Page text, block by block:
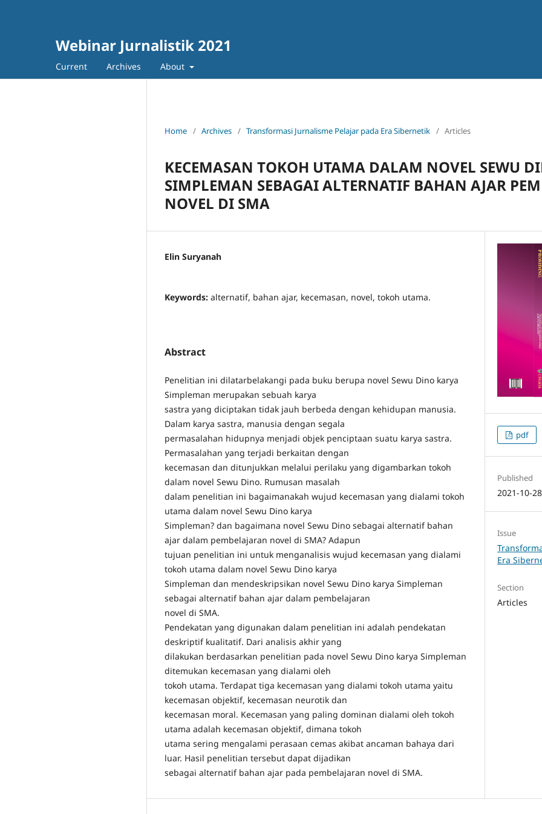
Webinar Jurnalistik 2021
Current Archives About
Home / Archives / Transformasi Jurnalisme Pelajar pada Era Sibernetik / Articles
KECEMASAN TOKOH UTAMA DALAM NOVEL SEWU
SIMPLEMAN SEBAGAI ALTERNATIF BAHAN AJAR
NOVEL DI SMA
Elin Suryanah
Keywords: alternatif, bahan ajar, kecemasan, novel, tokoh utama.
Abstract
Penelitian ini dilatarbelakangi pada buku berupa novel Sewu Dino karya
Simpleman merupakan sebuah karya
sastra yang diciptakan tidak jauh berbeda dengan kehidupan manusia.
Dalam karya sastra, manusia dengan segala
permasalahan hidupnya menjadi objek penciptaan suatu karya sastra.
Permasalahan yang terjadi berkaitan dengan
kecemasan dan ditunjukkan melalui perilaku yang digambarkan tokoh
dalam novel Sewu Dino. Rumusan masalah
dalam penelitian ini bagaimanakah wujud kecemasan yang dialami tokoh
utama dalam novel Sewu Dino karya
Simpleman? dan bagaimana novel Sewu Dino sebagai alternatif bahan
ajar dalam pembelajaran novel di SMA? Adapun
tujuan penelitian ini untuk menganalisis wujud kecemasan yang dialami
tokoh utama dalam novel Sewu Dino karya
Simpleman dan mendeskripsikan novel Sewu Dino karya Simpleman
sebagai alternatif bahan ajar dalam pembelajaran
novel di SMA.
Pendekatan yang digunakan dalam penelitian ini adalah pendekatan
deskriptif kualitatif. Dari analisis akhir yang
dilakukan berdasarkan penelitian pada novel Sewu Dino karya Simpleman
ditemukan kecemasan yang dialami oleh
tokoh utama. Terdapat tiga kecemasan yang dialami tokoh utama yaitu
kecemasan objektif, kecemasan neurotik dan
kecemasan moral. Kecemasan yang paling dominan dialami oleh tokoh
utama adalah kecemasan objektif, dimana tokoh
utama sering mengalami perasaan cemas akibat ancaman bahaya dari
luar. Hasil penelitian tersebut dapat dijadikan
sebagai alternatif bahan ajar pada pembelajaran novel di SMA.
pdf
Published
2021-10-28
Issue
Era
Section
Articles